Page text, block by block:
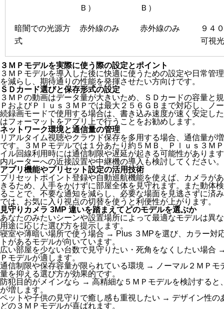
Ｂ）
Ｂ）
暗闇での光源方
式
赤外線のみ 赤外線のみ
９４
可視
３ＭＰモデルを実際に使う際の設定とポイント
３ＭＰモデルを導入した後に快適に使うための設定や日常管
を減らし、期待通りの性能を発揮させたい方向けです。
ＳＤカード選びと保存形式の設定
３ＭＰの動画はデータ量が大きいため、ＳＤカードの容量と
ＰおよびＰｌｕｓ３ＭＰでは最大２５６ＧＢまで対応し、ノ
続録画モードで使用する場合は、書き込み速度が速く安定し
はフォーマットをアプリ上で行うことをお勧めします。
ネットワーク環境と通信量の管理
リアルタイム視聴やクラウド保存を多用する場合、通信量が
です。３ＭＰモデルでは１分あたり約５ＭＢ、Ｐｌｕｓ３Ｍ
イル回線利用時には通信制限や遅延が起きる可能性がありま
内ルーターへの近接設置や中継機の導入も検討してください。
アプリ機能やプリセット設定の活用技術
プリセットポイント登録や自動巡航機能を使えば、カメラが
きるため、人手をかけずに部屋全体を見守れます。また動体
ることで、不要な通知を減らし、必要な場面を見逃さずに済
では、お気に入り視点の切替を使うと利便性が上がります。
見守りカメラ 3MP 違いを踏まえてどのモデルを選ぶか
あなたのみたいシーンや設置場所によって最適なモデルは異
用途に応じた選び方を提示します。
寝室や薄暗い場所で使う場合 → Plus ３MPを選び、カラー対
トがあるモデルが向いています。
広い部屋を少ない台数で見守りたい・死角をなくしたい場合
Ｐモデルが適します。
通信制限や保存容量が限られている環境 → ノーマル２ＭＰモ
量を抑える選び方が効果的です。
防犯目的がメインなら → 高精細な５ＭＰモデルを検討すると
が増します。
ペットや子供の見守りで癒し感も重視したい → デザイン性の
どの３ＭＰモデルが喜ばれます。